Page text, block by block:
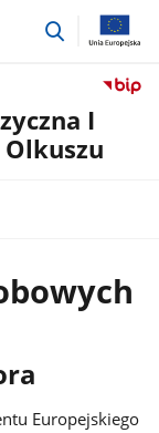
przejdź
I
Europejskiego